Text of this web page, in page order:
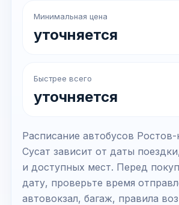
Минимальная цена
уточняется
Быстрее всего
уточняется
Расписание автобусов
Сусат зависит от даты
и доступных мест. Перед
дату, проверьте время
автовокзал, багаж, правила